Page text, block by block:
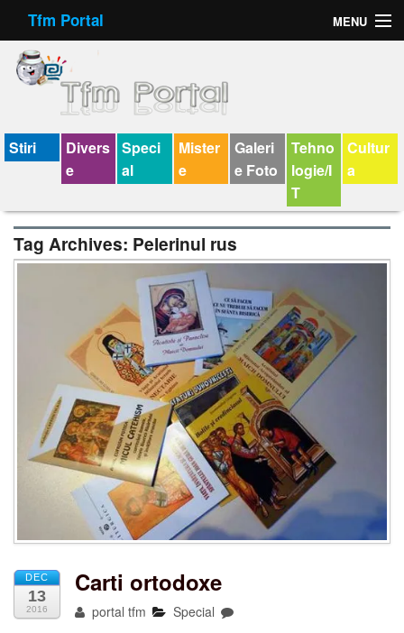
Tfm Portal MENU
Forum
Felicitari animate
Virtual Cards
Jocuri
Horoscop
Stiri
Divers
e
Speci
al
Mister
e
Galeri
e Foto
Tehno
logie/I
T
Cultur
a
Tag Archives: Pelerinul rus
DEC
13
2016
Carti ortodoxe
portal tfm Special